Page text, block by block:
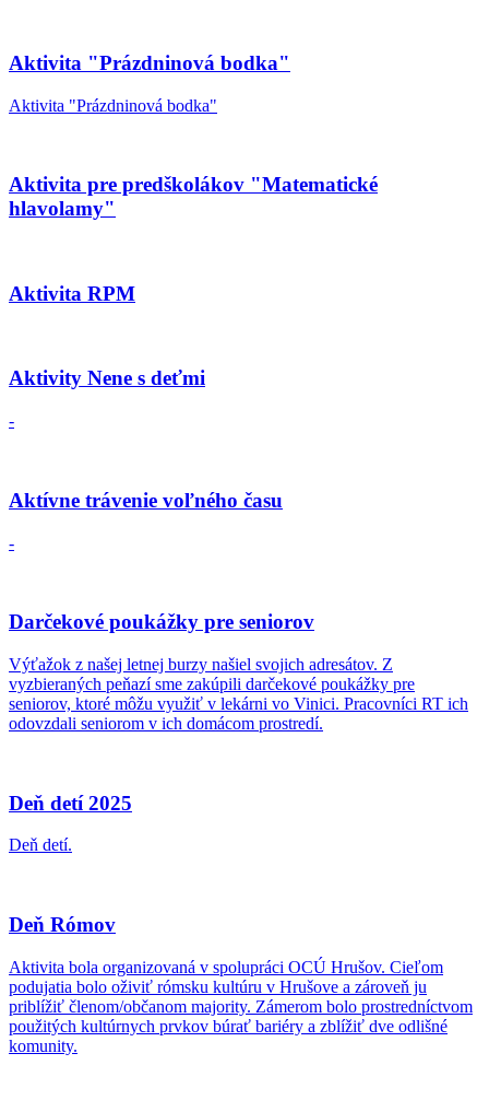
Aktivita "Prázdninová bodka"
Aktivita "Prázdninová bodka"
Aktivita pre predškolákov "Matematické
hlavolamy"
Aktivita RPM
Aktivity Nene s deťmi
-
Aktívne trávenie voľného času
-
Darčekové poukážky pre seniorov
Výťažok z našej letnej burzy našiel svojich adresátov. Z
vyzbieraných peňazí sme zakúpili darčekové poukážky pre
seniorov, ktoré môžu využiť v lekárni vo Vinici. Pracovníci RT ich
odovzdali seniorom v ich domácom prostredí.
Deň detí 2025
Deň detí.
Deň Rómov
Aktivita bola organizovaná v spolupráci OCÚ Hrušov. Cieľom
podujatia bolo oživiť rómsku kultúru v Hrušove a zároveň ju
priblížiť členom/občanom majority. Zámerom bolo prostredníctvom
použitých kultúrnych prvkov búrať bariéry a zblížiť dve odlišné
komunity.